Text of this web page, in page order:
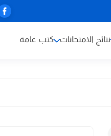
نتائج الامتحانات كتب عامة